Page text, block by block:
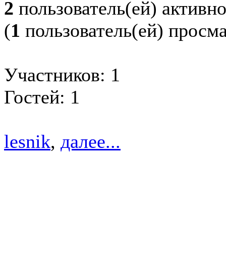
2 пользователь(ей) активно
(1 пользователь(ей)
Участников: 1
Гостей: 1
lesnik, далее...